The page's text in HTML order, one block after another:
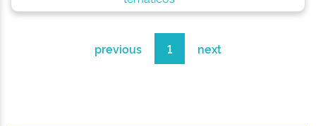
previous 1 next